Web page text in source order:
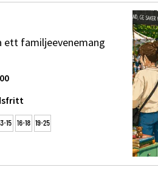
ett familjeevenemang